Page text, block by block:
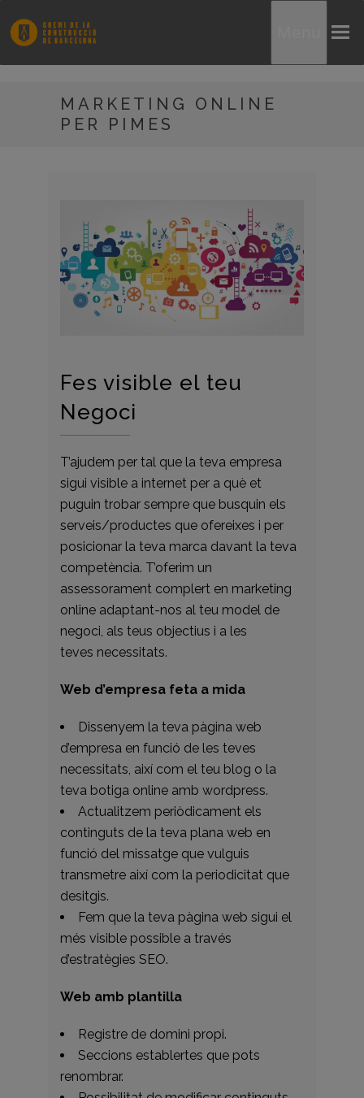
MARKETING ONLINE
PER PIMES
Fes visible el teu
Negoci
T’ajudem per tal que la teva empresa
sigui visible a internet per a què et
puguin trobar sempre que busquin els
serveis/productes que ofereixes i per
posicionar la teva marca davant la teva
competència. T’oferim un
assessorament complert en marketing
online adaptant-nos al teu model de
negoci, als teus objectius i a les
teves necessitats.
Web d’empresa feta a mida
Dissenyem la teva pàgina web
d’empresa en funció de les teves
necessitats, així com el teu blog o la
teva botiga online amb wordpress.
Actualitzem periòdicament els
continguts de la teva plana web en
funció del missatge que vulguis
transmetre així com la periodicitat que
desitgis.
Fem que la teva pàgina web sigui el
més visible possible a través
d’estratègies SEO.
Web amb plantilla
Registre de domini propi.
Seccions establertes que pots
renombrar.